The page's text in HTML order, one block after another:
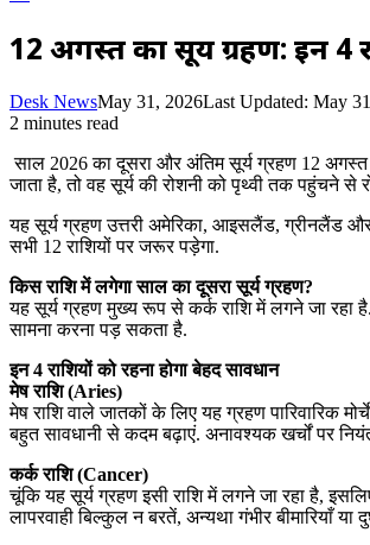
12 अगस्त का सूर्य ग्रहण: इन 4
Desk NewsMay 31, 2026Last Updated: May
2 minutes read
साल 2026 का दूसरा और अंतिम सूर्य ग्रहण 12 अगस्त
जाता है, तो वह सूर्य की रोशनी को पृथ्वी तक पहुंचने से
यह सूर्य ग्रहण उत्तरी अमेरिका, आइसलैंड, ग्रीनलैंड
सभी 12 राशियों पर जरूर पड़ेगा.
किस राशि में लगेगा साल का दूसरा सूर्य ग्रहण?
यह सूर्य ग्रहण मुख्य रूप से कर्क राशि में लगने जा रहा
सामना करना पड़ सकता है.
इन 4 राशियों को रहना होगा बेहद सावधान
मेष राशि (Aries)
मेष राशि वाले जातकों के लिए यह ग्रहण पारिवारिक
बहुत सावधानी से कदम बढ़ाएं. अनावश्यक खर्चों पर
कर्क राशि (Cancer)
चूंकि यह सूर्य ग्रहण इसी राशि में लगने जा रहा है,
लापरवाही बिल्कुल न बरतें, अन्यथा गंभीर